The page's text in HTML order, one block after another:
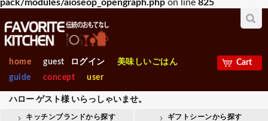
pack/modules/aioseop_opengraph.php on line 825
home guest ログイン
美味しいごはん
guide
concept user
ハロー ゲスト様いらっしゃいませ。
Cart
キッチンブランドから探す ギフトシーンから探す